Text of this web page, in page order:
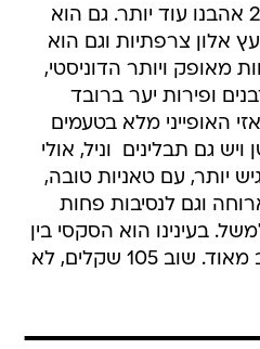
את השיראז קאיומי 2004 אהבנו עוד יותר. גם הוא
עץ אלון צרפתיות וגם הוא
מאופק ויותר הדוניסטי,
ופירות יער ברובד
האופייני מלא בטעמים
גם תבלינים  וניל, אולי
יותר, עם טאניות טובה,
וגם לנסיבות פחות
בעינינו הוא הסקסי בין
השניים. פסקנו שהוא טוב מאוד. שוב 105 שקלים, לא